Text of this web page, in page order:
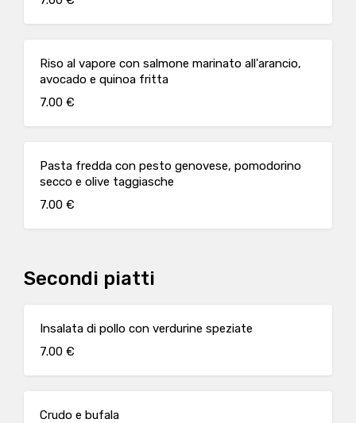
Riso al vapore con salmone marinato all'arancio,
avocado e quinoa fritta
7.00 €
Pasta fredda con pesto genovese, pomodorino
secco e olive taggiasche
7.00 €
Secondi piatti
Insalata di pollo con verdurine speziate
7.00 €
Crudo e bufala